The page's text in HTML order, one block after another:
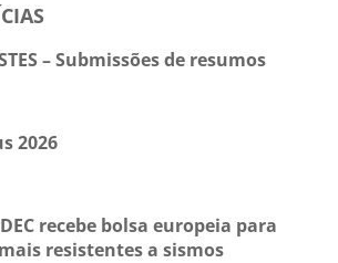
– Submissões de resumos
2026
recebe bolsa europeia para
resistentes a sismos